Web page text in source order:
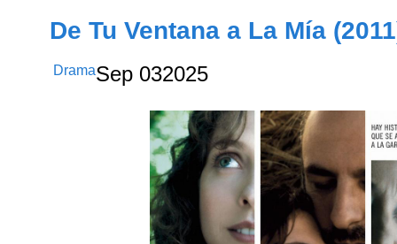
De Tu Ventana a La Mía
DramaSep 032025